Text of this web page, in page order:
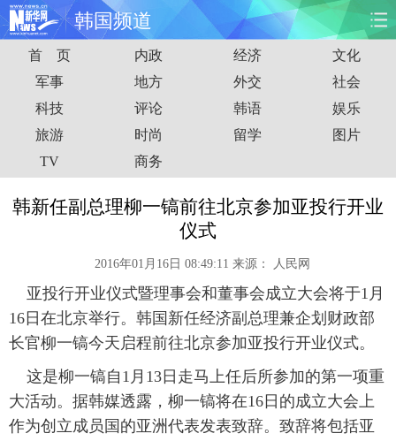
韩国频道
首页 时政 国际 财经
娱乐 体育 人事 教育
时尚 思客
港澳 台湾 华人 汽车
图片 视频 彩票 食品
旅游 健康 信息化 数据
金融 公益 军事 无人机
富媒体 摄影 新华广播
首 页 内政 经济
文化
军事
地方 外交
社会
科技
评论 韩语
娱乐
旅游
时尚 留学
图片
TV
商务
韩新任副总理柳一镐前往北京参加亚投行开业
仪式
2016年01月16日 08:49:11 来源： 人民网
亚投行开业仪式暨理事会和董事会成立大会将于1月
16日在北京举行。韩国新任经济副总理兼企划财政部
长官柳一镐今天启程前往北京参加亚投行开业仪式。
这是柳一镐自1月13日走马上任后所参加的第一项重
大活动。据韩媒透露，柳一镐将在16日的成立大会上
作为创立成员国的亚洲代表发表致辞。致辞将包括亚